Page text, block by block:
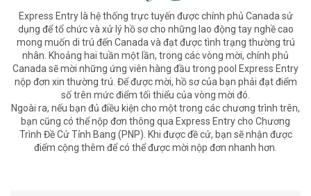
Express Entry là hệ thống trực tuyến được chính phủ Canada sử
dụng để tổ chức và xử lý hồ sơ cho những lao động tay nghề cao
mong muốn di trú đến Canada và đạt được tình trạng thường trú
nhân. Khoảng hai tuần một lần, trong các vòng mời, chính phủ
Canada sẽ mời những ứng viên hàng đầu trong pool Express Entry
nộp đơn xin thường trú. Để được mời, hồ sơ của bạn phải đạt điểm
số trên mức điểm tối thiểu của vòng mời đó.
Ngoài ra, nếu bạn đủ điều kiện cho một trong các chương trình trên,
bạn cũng có thể nộp đơn thông qua Express Entry cho Chương
Trình Đề Cử Tỉnh Bang (PNP). Khi được đề cử, bạn sẽ nhận được
điểm cộng thêm để có thể được mời nộp đơn nhanh hơn.